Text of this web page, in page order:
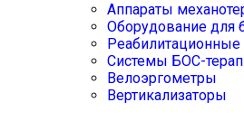
Аппараты
Оборудование для
Системы БОС-
Велоэргометры
Вертикализаторы